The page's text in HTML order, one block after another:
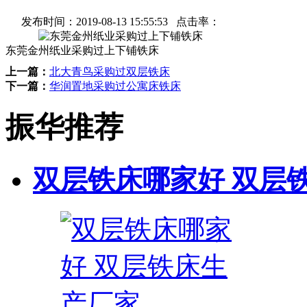
发布时间： 2019-08-13 15:55:53 点击率：
东莞金州纸业采购过上下铺铁床
上一篇： 北大青鸟采购过双层铁床
下一篇： 华润置地采购过公寓床铁床
振华推荐
双层铁床哪家好 双层